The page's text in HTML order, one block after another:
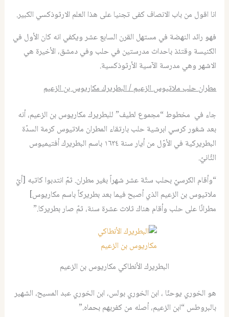
انا اقول من باب الانصاف كفى تجنيا على هذا العلم الارثوذكسي الكبير.
فهو رائد النهضة في مستهل القرن السابع عشر ويكفي انه كان الأول في
الكنيسة وقتئذ باحداث مدرستين في حلب وفي دمشق، الأخيرة هي
الاشهر وهي مدرسة الآسية الأرثوذكسية.
مطران حلب ملاتيوس الزعيم / البطريرك مكاريوس بن الزعيم
جاء في مخطوط “مجموع لطيف” للبطريرك مكاريوس بن الزعيم، أنه
بعد شغور كرسي ابرشية حلب بارتقاء المطران ملاتيوس كرمة السدّة
البطريركية في الأوّل من أيار سنة ١٦٣٤ باسم البطريرك أفتيميوس
الثّانيّ.
“وأقام الكرسيّ بحلب ستّة عشر شهراً بغير مطران. ثمّ انتدبوا كاتبه [أيّ
ملاتيوس بن الزعيم الذي أصبح فيما بعد بطريركاً باسم مكاريوس]
مطرانًا على حلب وأقام هناك ثلاث عشرة سنة، ثمّ صار بطريركا.”
البطريرك الأنطاكي مكاريوس بن الزعيم
هو الخوري يوحنّا ، ابن الخوري بولس، ابن الخوري عبد المسيح، الشهير
بالبروطس “ابن الزعيم، أصله من كفربهم بحماه.”